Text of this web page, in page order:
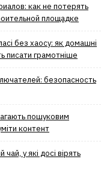
как не потерять
площадке
без хаосу: як домашні
писати грамотніше
безопасность
пошуковим
контент
у які досі вірять